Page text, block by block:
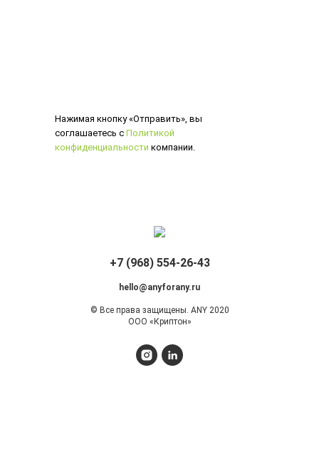
Нажимая кнопку «Отправить», вы
соглашаетесь с Политикой
конфиденциальности компании.
+7 (968) 554-26-43
hello@anyforany.ru
© Все права защищены. ANY 2020
ООО «Криптон»